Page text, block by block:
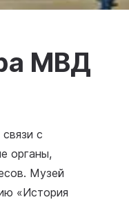
МВД
с
органы,
Музей
«История